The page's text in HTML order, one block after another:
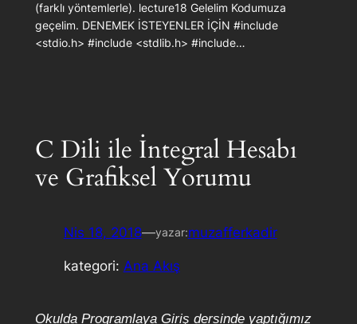
(farklı yöntemlerle). lecture18 Gelelim Kodumuza
geçelim. DENEMEK İSTEYENLER İÇİN #include
<stdio.h> #include <stdlib.h> #include…
C Dili ile İntegral Hesabı
ve Grafiksel Yorumu
Nis 18, 2018—yazar:muzafferkadir
kategori: Ana Akış
Okulda Programlaya Giriş dersinde yaptığımız